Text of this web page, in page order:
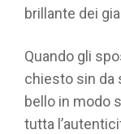
brillante dei
Quando gli
chiesto sin da
bello in modo
tutta